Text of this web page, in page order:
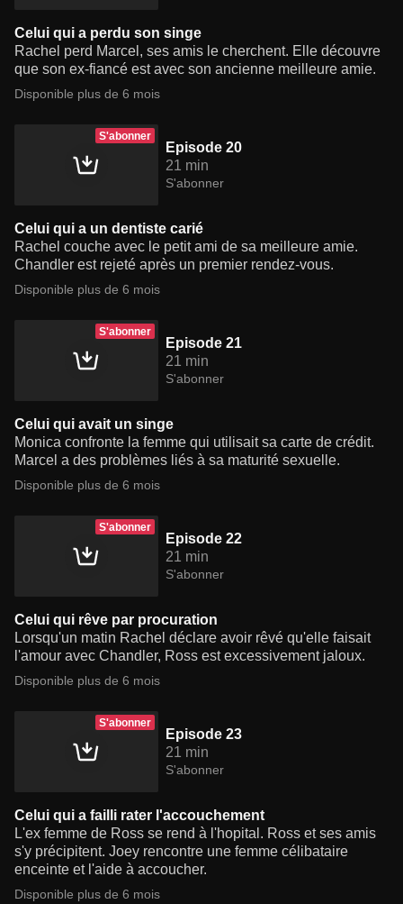
Celui qui a perdu son singe
Rachel perd Marcel, ses amis le cherchent. Elle découvre
que son ex-fiancé est avec son ancienne meilleure amie.
Disponible plus de 6 mois
S'abonner
Episode 20
21 min
S'abonner
Celui qui a un dentiste carié
Rachel couche avec le petit ami de sa meilleure amie.
Chandler est rejeté après un premier rendez-vous.
Disponible plus de 6 mois
S'abonner
Episode 21
21 min
S'abonner
Celui qui avait un singe
Monica confronte la femme qui utilisait sa carte de crédit.
Marcel a des problèmes liés à sa maturité sexuelle.
Disponible plus de 6 mois
S'abonner
Episode 22
21 min
S'abonner
Celui qui rêve par procuration
Lorsqu'un matin Rachel déclare avoir rêvé qu'elle faisait
l'amour avec Chandler, Ross est excessivement jaloux.
Disponible plus de 6 mois
S'abonner
Episode 23
21 min
S'abonner
Celui qui a failli rater l'accouchement
L'ex femme de Ross se rend à l'hopital. Ross et ses amis
s'y précipitent. Joey rencontre une femme célibataire
enceinte et l'aide à accoucher.
Disponible plus de 6 mois